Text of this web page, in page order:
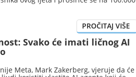
Svako će imati ličnog AI
Meta, Mark Zakerberg, vjeruje da će